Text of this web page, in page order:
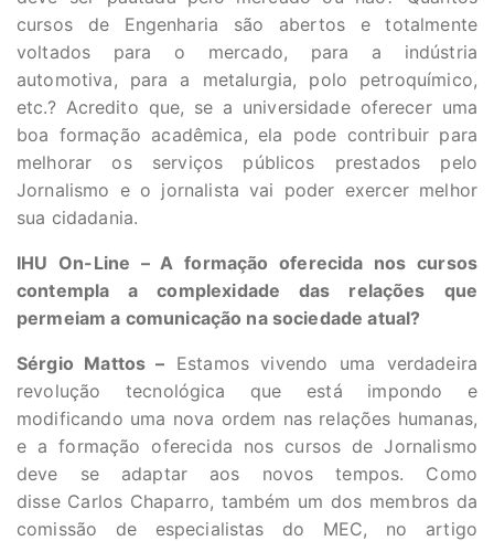
cursos de Engenharia são abertos e totalmente
voltados para o mercado, para a indústria
automotiva, para a metalurgia, polo petroquímico,
etc.? Acredito que, se a universidade oferecer uma
boa formação acadêmica, ela pode contribuir para
melhorar os serviços públicos prestados pelo
Jornalismo e o jornalista vai poder exercer melhor
sua cidadania.
IHU On-Line – A formação oferecida nos cursos
contempla a complexidade das relações que
permeiam a comunicação na sociedade atual?
Sérgio Mattos – Estamos vivendo uma verdadeira
revolução tecnológica que está impondo e
modificando uma nova ordem nas relações humanas,
e a formação oferecida nos cursos de Jornalismo
deve se adaptar aos novos tempos. Como
disse Carlos Chaparro, também um dos membros da
comissão de especialistas do MEC, no artigo